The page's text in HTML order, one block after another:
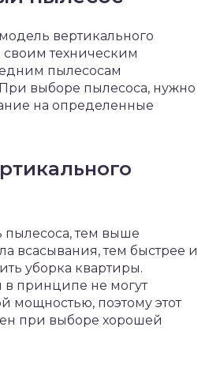
вертикального
своим техническим
пылесосам
выборе пылесоса, нужно
на определенные
тем выше
всасывания, тем быстрее и
уборка квартиры.
принципе не могут
мощностью, поэтому этот
при выборе хорошей